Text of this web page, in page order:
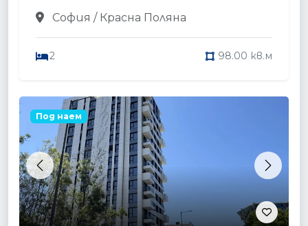
София / Красна Поляна
2 98.00 кв.м
Previous Next
Под наем